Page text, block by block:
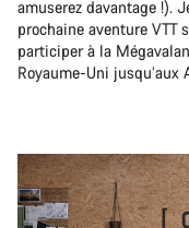
amuserez davantage !).
prochaine aventure VTT
participer à la
Royaume-Uni